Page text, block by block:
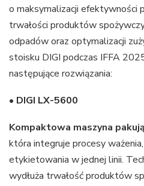
o maksymalizacji efektywności
trwałości produktów
odpadów oraz optymalizacji
stoisku DIGI podczas IFFA
następujące rozwiązania:
• DIGI LX-5600
Kompaktowa maszyna
która integruje procesy
etykietowania w jednej linii.
wydłuża trwałość produktów